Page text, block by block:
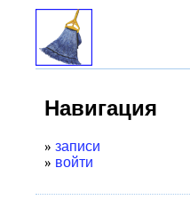
Навигация
» записи
» войти